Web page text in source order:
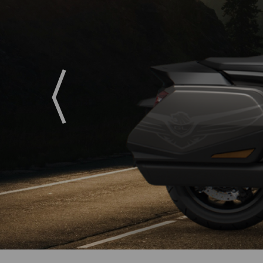
GL1800 Gold Wing DCT
A arte de fazer turismo de luxo.
Previous